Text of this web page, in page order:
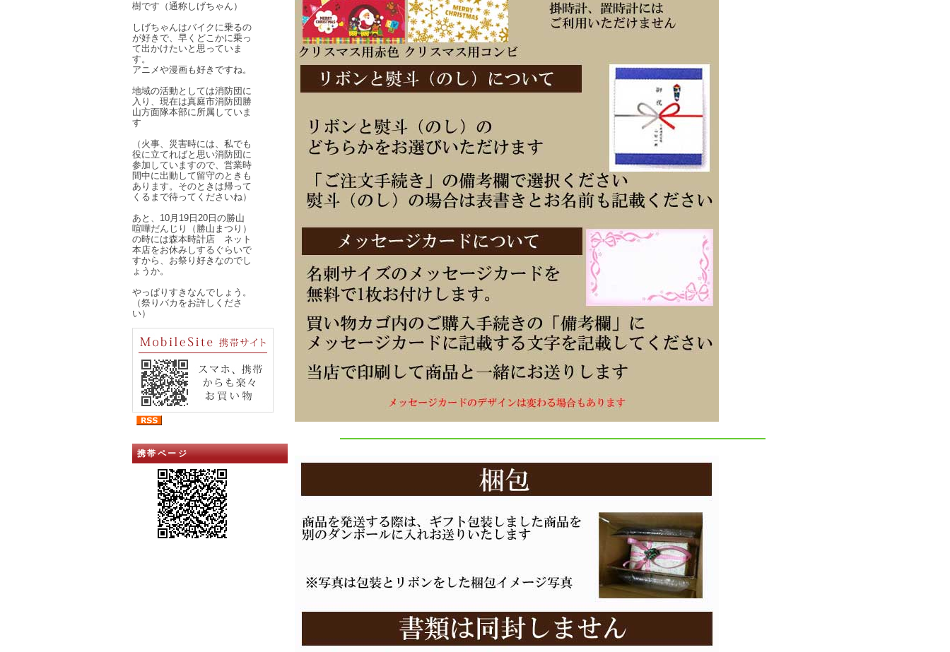
樹です（通称しげちゃん）
しげちゃんはバイクに乗るの
が好きで、早くどこかに乗っ
て出かけたいと思っていま
す。
アニメや漫画も好きですね。
地域の活動としては消防団に
入り、現在は真庭市消防団勝
山方面隊本部に所属していま
す
（火事、災害時には、私でも
役に立てればと思い消防団に
参加していますので、営業時
間中に出動して留守のときも
あります。そのときは帰って
くるまで待ってくださいね）
あと、10月19日20日の勝山
喧嘩だんじり（勝山まつり）
の時には森本時計店 ネット
本店をお休みしするぐらいで
すから、お祭り好きなのでし
ょうか。
やっぱりすきなんでしょう。
（祭りバカをお許しくださ
い）
携帯ページ